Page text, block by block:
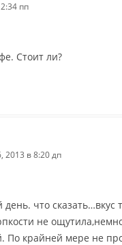
пп
Стоит ли?
2013 в 8:20 дп
что сказать…вкус
не
По крайней мере не